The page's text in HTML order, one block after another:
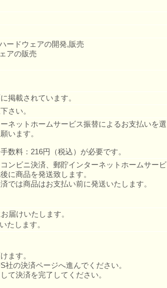
ードウェアの開発,販売
アの販売
掲載されています。
さい。
ネットホームサービス振替によるお支払いを選
います。
数料：216円（税込）が必要です。
ンビニ決済、郵貯インターネットホームサービ
に商品を発送致します。
では商品はお支払い前に発送いたします。
届けいたします。
たします。
ます。
の決済ページへ進んでください。
て決済を完了してください。